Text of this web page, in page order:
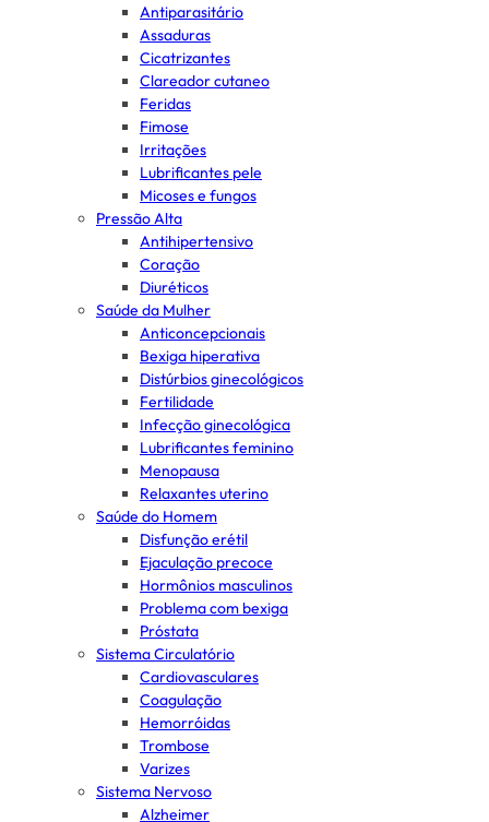
Antiparasitário
Assaduras
Cicatrizantes
Clareador cutaneo
Feridas
Fimose
Irritações
Lubrificantes pele
Micoses e fungos
Pressão Alta
Antihipertensivo
Coração
Diuréticos
Saúde da Mulher
Anticoncepcionais
Bexiga hiperativa
Distúrbios ginecológicos
Fertilidade
Infecção ginecológica
Lubrificantes feminino
Menopausa
Relaxantes uterino
Saúde do Homem
Disfunção erétil
Ejaculação precoce
Hormônios masculinos
Problema com bexiga
Próstata
Sistema Circulatório
Cardiovasculares
Coagulação
Hemorróidas
Trombose
Varizes
Sistema Nervoso
Alzheimer